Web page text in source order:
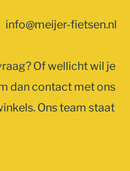
info@meijer-fietsen.nl
Of wellicht wil je
dan contact met ons
Ons team staat